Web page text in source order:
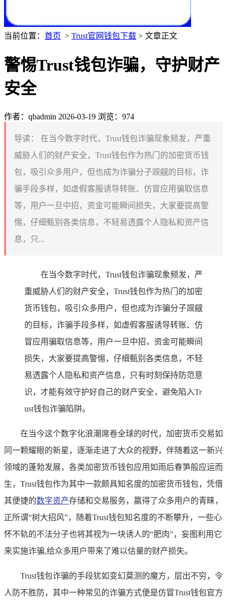
当前位置： 首页 > Trust官网钱包下载 > 文章正文
警惕Trust钱包诈骗，守护财产
安全
作者：qbadmin 2026-03-19 浏览：974
导读：
在当今数字时代，Trust钱包诈骗现象频发，严重
威胁人们的财产安全，Trust钱包作为热门的加密货币钱
包，吸引众多用户，但也成为诈骗分子觊觎的目标，诈
骗手段多样，如虚假客服诱导转账、仿冒应用骗取信息
等，用户一旦中招，资金可能瞬间损失，大家要提高警
惕，仔细甄别各类信息，不轻易透露个人隐私和资产信
息，只...
在当今数字时代，Trust钱包诈骗现象频发，严
重威胁人们的财产安全，Trust钱包作为热门的加密
货币钱包，吸引众多用户，但也成为诈骗分子觊觎
的目标，诈骗手段多样，如虚假客服诱导转账、仿
冒应用骗取信息等，用户一旦中招，资金可能瞬间
损失，大家要提高警惕，仔细甄别各类信息，不轻
易透露个人隐私和资产信息，只有时刻保持防范意
识，才能有效守护好自己的财产安全，避免陷入Tr
ust钱包诈骗陷阱。
在当今这个数字化浪潮席卷全球的时代，加密货币交易如
同一颗耀眼的新星，逐渐走进了大众的视野，伴随着这一新兴
领域的蓬勃发展，各类加密货币钱包应用如雨后春笋般应运而
生，Trust钱包作为其中一款颇具知名度的加密货币钱包，凭借
其便捷的数字资产存储和交易服务，赢得了众多用户的青睐，
正所谓“树大招风”，随着Trust钱包知名度的不断攀升，一些心
怀不轨的不法分子也将其视为一块诱人的“肥肉”，妄图利用它
来实施诈骗,给众多用户带来了难以估量的财产损失。
Trust钱包诈骗的手段犹如变幻莫测的魔方，层出不穷，令
人防不胜防，其中一种常见的诈骗方式便是仿冒Trust钱包官方